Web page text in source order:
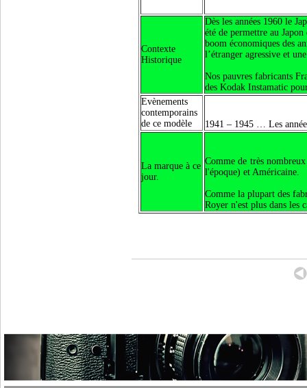
Contexte
Historique
Dès les années 1960 le
été de permettre au
boom économiques des
l’étranger agressive et
Nos pauvres fabricants
des Kodak Instamatic
Evènements
contemporains
de ce modèle
1941 – 1945 … Les
La marque à ce
jour.
Comme de très
l'époque) et Américaine.
Comme la plupart des
Royer n'est plus dans les